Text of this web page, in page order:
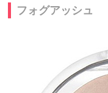
フォグアッシュ